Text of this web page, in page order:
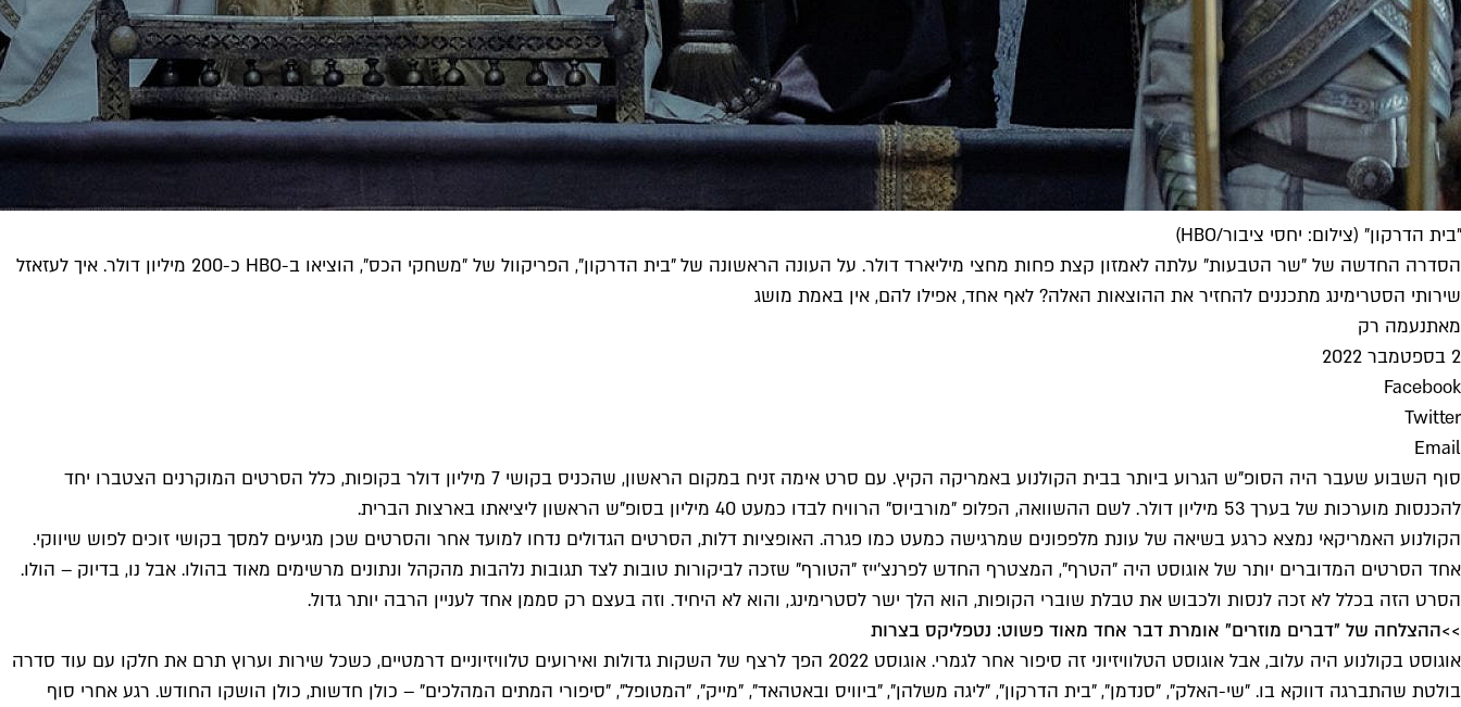
"בית הדרקון" (צילום: יחסי ציבור/HBO)
הסדרה החדשה של "שר הטבעות" עלתה לאמזון קצת פחות מחצי מיליארד דולר. על העונה הראשונה של "בית הדרקון", הפריקוול של "משחקי הכס", הוציאו ב-HBO כ-200 מיליון דולר. איך לעזאזל
שירותי הסטרימינג מתכננים להחזיר את ההוצאות האלה? לאף אחד, אפילו להם, אין באמת מושג
מאתנעמה רק
2 בספטמבר 2022
Facebook
Twitter
Email
סוף השבוע שעבר היה הסופ"ש הגרוע ביותר בבית הקולנוע באמריקה הקיץ. עם סרט אימה זניח במקום הראשון, שהכניס בקושי 7 מיליון דולר בקופות, כלל הסרטים המוקרנים הצטברו יחד
להכנסות מוערכות של בערך 53 מיליון דולר. לשם ההשוואה, הפלופ "מורביוס" הרוויח לבדו כמעט 40 מיליון בסופ"ש הראשון ליציאתו בארצות הברית.
הקולנוע האמריקאי נמצא כרגע בשיאה של עונת מלפפונים שמרגישה כמעט כמו פגרה. האופציות דלות, הסרטים הגדולים נדחו למועד אחר והסרטים שכן מגיעים למסך בקושי זוכים לפוש שיווקי.
אחד הסרטים המדוברים יותר של אוגוסט היה "הטרף", המצטרף החדש לפרנצ'ייז "הטורף" שזכה לביקורות טובות לצד תגובות נלהבות מהקהל ונתונים מרשימים מאוד בהולו. אבל נו, בדיוק – הולו.
הסרט הזה בכלל לא זכה לנסות ולכבוש את טבלת שוברי הקופות, הוא הלך ישר לסטרימינג, והוא לא היחיד. וזה בעצם רק סממן אחד לעניין הרבה יותר גדול.
>>ההצלחה של "דברים מוזרים" אומרת דבר אחד מאוד פשוט: נטפליקס בצרות
אוגוסט בקולנוע היה עלוב, אבל אוגוסט הטלוויזיוני זה סיפור אחר לגמרי. אוגוסט 2022 הפך לרצף של השקות גדולות ואירועים טלוויזיוניים דרמטיים, כשכל שירות וערוץ תרם את חלקו עם עוד סדרה
בולטת שהתברגה דווקא בו. "שי-האלק", "סנדמן", "בית הדרקון", "ליגה משלהן", "ביוויס ובאטהאד", "מייק", "המטופל", "סיפורי המתים המהלכים" – כולן חדשות, כולן הושקו החודש. רגע אחרי סוף